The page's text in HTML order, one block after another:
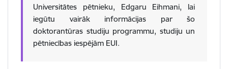
Universitātes pētnieku, Edgaru Eihmani, lai
iegūtu vairāk informācijas par šo
doktorantūras studiju programmu, studiju un
pētniecības iespējām EUI.